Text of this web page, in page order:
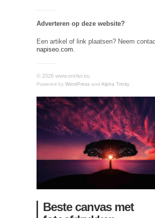
Adverteren op deze website?
Een artikel of link plaatsen? Neem
napiseo.com.
© 2026 www.enrtivi.eu
Powered by WordPress and Alpha Trinity
Beste canvas met